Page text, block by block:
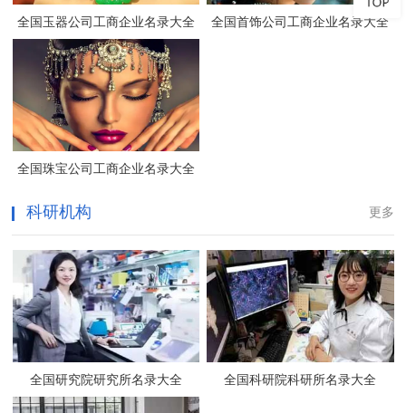
全国玉器公司工商企业名录大全 全国首饰公司工商企业名录大全
全国珠宝公司工商企业名录大全
更多
科研机构
全国研究院研究所名录大全 全国科研院科研所名录大全